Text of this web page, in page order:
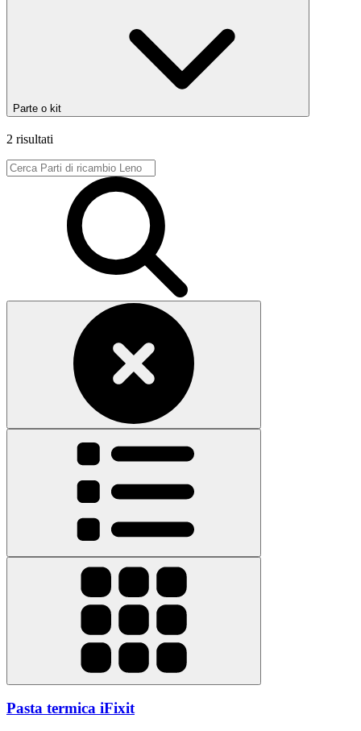
Parte o kit
2 risultati
Pasta termica iFixit